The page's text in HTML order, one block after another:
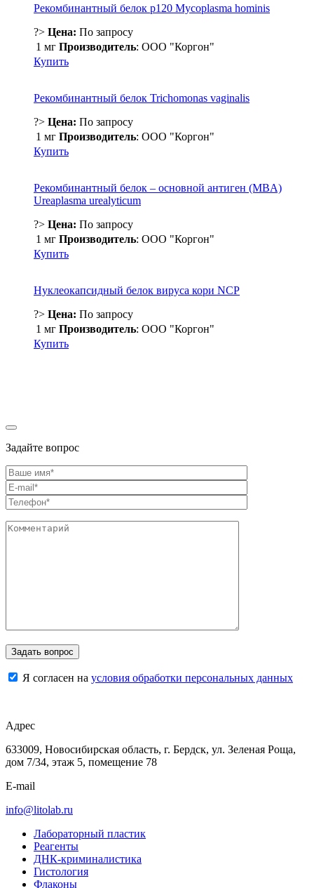
Рекомбинантный белок р120 Mycoplasma hominis
?> Цена: По запросу
1 мг Производитель: ООО "Коргон"
Купить
Рекомбинантный белок Trichomonas vaginalis
?> Цена: По запросу
1 мг Производитель: ООО "Коргон"
Купить
Рекомбинантный белок – основной антиген (MBA)
Ureaplasma urealyticum
?> Цена: По запросу
1 мг Производитель: ООО "Коргон"
Купить
Нуклеокапсидный белок вируса кори NCP
?> Цена: По запросу
1 мг Производитель: ООО "Коргон"
Купить
Задайте вопрос
Я согласен на условия обработки персональных данных
Адрес
633009, Новосибирская область, г. Бердск, ул. Зеленая Роща,
дом 7/34, этаж 5, помещение 78
E-mail
info@litolab.ru
Лабораторный пластик
Реагенты
ДНК-криминалистика
Гистология
Флаконы